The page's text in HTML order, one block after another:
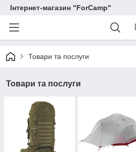
Інтернет-магазин "ForCamp"
Товари та послуги
Товари та послуги